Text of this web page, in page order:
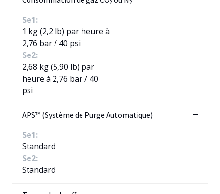
2 2
Se1:
1 kg (2,2 lb) par heure à
2,76 bar / 40 psi
Se2:
2,68 kg (5,90 lb) par
heure à 2,76 bar / 40
psi
APS™ (Système de Purge Automatique)
Se1:
Standard
Se2:
Standard